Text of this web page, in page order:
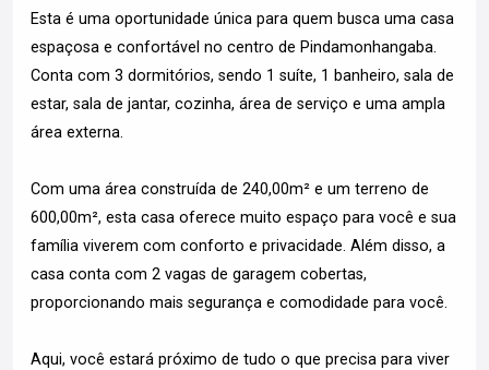
Esta é uma oportunidade única para quem busca uma casa
espaçosa e confortável no centro de Pindamonhangaba.
Conta com 3 dormitórios, sendo 1 suíte, 1 banheiro, sala de
estar, sala de jantar, cozinha, área de serviço e uma ampla
área externa.
Com uma área construída de 240,00m² e um terreno de
600,00m², esta casa oferece muito espaço para você e sua
família viverem com conforto e privacidade. Além disso, a
casa conta com 2 vagas de garagem cobertas,
proporcionando mais segurança e comodidade para você.
Aqui, você estará próximo de tudo o que precisa para viver